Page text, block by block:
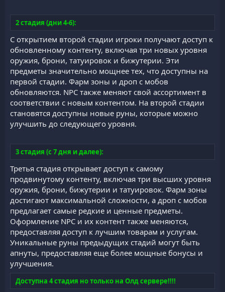
2 стадия (дни 4-6):
С открытием второй стадии игроки получают доступ к
обновленному контенту, включая три новых уровня
оружия, брони, татуировок и бижутерии. Эти
предметы значительно мощнее тех, что доступны на
первой стадии. Фарм зоны и дроп с мобов
обновляются. NPC также меняют свой ассортимент в
соответствии с новым контентом. На второй стадии
становятся доступны новые руны, которые можно
улучшить до следующего уровня.
3 стадия (с 7 дня и далее):
Третья стадия открывает доступ к самому
продвинутому контенту, включая три высших уровня
оружия, брони, бижутерии и татуировок. Фарм зоны
достигают максимальной сложности, а дроп с мобов
предлагает самые редкие и ценные предметы.
Оформление NPC и их контент также меняются,
предоставляя доступ к лучшим товарам и услугам.
Уникальные руны предыдущих стадий могут быть
апнуты, предоставляя еще более мощные бонусы и
улучшения.
Доступна 4 стадия но только на Олд сервере!!!!